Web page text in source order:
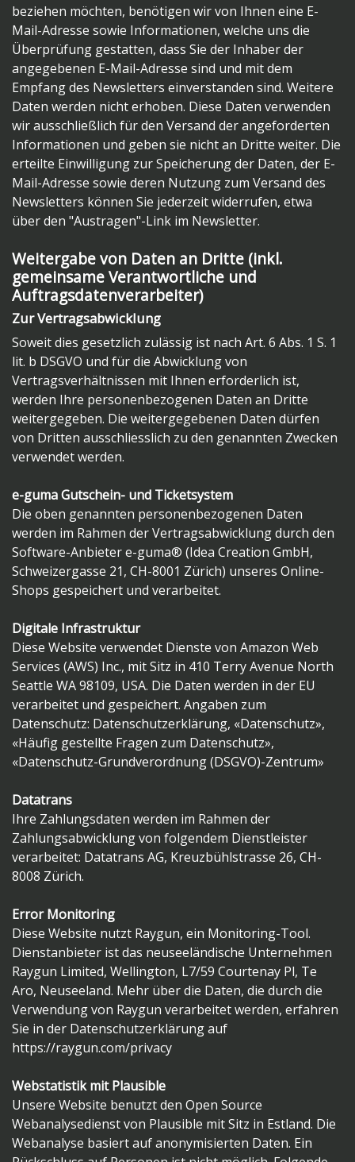
beziehen möchten, benötigen wir von Ihnen eine E-
Mail-Adresse sowie Informationen, welche uns die
Überprüfung gestatten, dass Sie der Inhaber der
angegebenen E-Mail-Adresse sind und mit dem
Empfang des Newsletters einverstanden sind. Weitere
Daten werden nicht erhoben. Diese Daten verwenden
wir ausschließlich für den Versand der angeforderten
Informationen und geben sie nicht an Dritte weiter. Die
erteilte Einwilligung zur Speicherung der Daten, der E-
Mail-Adresse sowie deren Nutzung zum Versand des
Newsletters können Sie jederzeit widerrufen, etwa
über den "Austragen"-Link im Newsletter.
Weitergabe von Daten an Dritte (inkl.
gemeinsame Verantwortliche und
Auftragsdatenverarbeiter)
Zur Vertragsabwicklung
Soweit dies gesetzlich zulässig ist nach Art. 6 Abs. 1 S. 1
lit. b DSGVO und für die Abwicklung von
Vertragsverhältnissen mit Ihnen erforderlich ist,
werden Ihre personenbezogenen Daten an Dritte
weitergegeben. Die weitergegebenen Daten dürfen
von Dritten ausschliesslich zu den genannten Zwecken
verwendet werden.
e-guma Gutschein- und Ticketsystem
Die oben genannten personenbezogenen Daten
werden im Rahmen der Vertragsabwicklung durch den
Software-Anbieter e-guma® (Idea Creation GmbH,
Schweizergasse 21, CH-8001 Zürich) unseres Online-
Shops gespeichert und verarbeitet.
Digitale Infrastruktur
Diese Website verwendet Dienste von Amazon Web
Services (AWS) Inc., mit Sitz in 410 Terry Avenue North
Seattle WA 98109, USA. Die Daten werden in der EU
verarbeitet und gespeichert. Angaben zum
Datenschutz: Datenschutzerklärung, «Datenschutz»,
«Häufig gestellte Fragen zum Datenschutz»,
«Datenschutz-Grundverordnung (DSGVO)-Zentrum»
Datatrans
Ihre Zahlungsdaten werden im Rahmen der
Zahlungsabwicklung von folgendem Dienstleister
verarbeitet: Datatrans AG, Kreuzbühlstrasse 26, CH-
8008 Zürich.
Error Monitoring
Diese Website nutzt Raygun, ein Monitoring-Tool.
Dienstanbieter ist das neuseeländische Unternehmen
Raygun Limited, Wellington, L7/59 Courtenay Pl, Te
Aro, Neuseeland. Mehr über die Daten, die durch die
Verwendung von Raygun verarbeitet werden, erfahren
Sie in der Datenschutzerklärung auf
https://raygun.com/privacy
Webstatistik mit Plausible
Unsere Website benutzt den Open Source
Webanalysedienst von Plausible mit Sitz in Estland. Die
Webanalyse basiert auf anonymisierten Daten. Ein